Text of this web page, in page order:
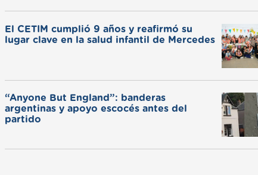
El CETIM cumplió 9 años y reafirmó su
lugar clave en la salud infantil de Mercedes
“Anyone But England”: banderas
argentinas y apoyo escocés antes del
partido